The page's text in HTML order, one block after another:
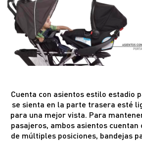
Cuenta con asientos estilo estadio
se sienta en la parte trasera esté
para una mejor vista. Para
pasajeros, ambos asientos cuentan
de múltiples posiciones, bandejas